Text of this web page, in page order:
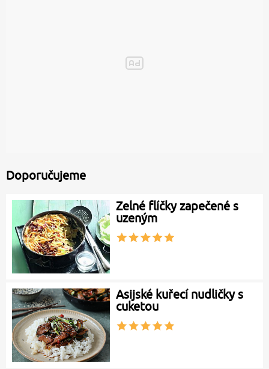
Doporučujeme
Zelné flíčky zapečené s
uzeným
Asijské kuřecí nudličky s
cuketou